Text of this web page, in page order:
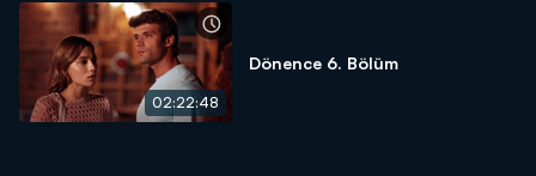
02:22:48
Dönence 6. Bölüm